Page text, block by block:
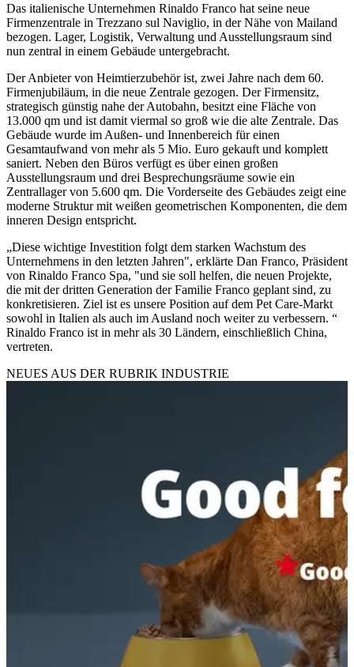
Das italienische Unternehmen Rinaldo Franco hat seine neue
Firmenzentrale in Trezzano sul Naviglio, in der Nähe von Mailand
bezogen. Lager, Logistik, Verwaltung und Ausstellungsraum sind
nun zentral in einem Gebäude untergebracht.
Der Anbieter von Heimtierzubehör ist, zwei Jahre nach dem 60.
Firmenjubiläum, in die neue Zentrale gezogen. Der Firmensitz,
strategisch günstig nahe der Autobahn, besitzt eine Fläche von
13.000 qm und ist damit viermal so groß wie die alte Zentrale. Das
Gebäude wurde im Außen- und Innenbereich für einen
Gesamtaufwand von mehr als 5 Mio. Euro gekauft und komplett
saniert. Neben den Büros verfügt es über einen großen
Ausstellungsraum und drei Besprechungsräume sowie ein
Zentrallager von 5.600 qm. Die Vorderseite des Gebäudes zeigt eine
moderne Struktur mit weißen geometrischen Komponenten, die dem
inneren Design entspricht.
„Diese wichtige Investition folgt dem starken Wachstum des
Unternehmens in den letzten Jahren", erklärte Dan Franco, Präsident
von Rinaldo Franco Spa, "und sie soll helfen, die neuen Projekte,
die mit der dritten Generation der Familie Franco geplant sind, zu
konkretisieren. Ziel ist es unsere Position auf dem Pet Care-Markt
sowohl in Italien als auch im Ausland noch weiter zu verbessern. “
Rinaldo Franco ist in mehr als 30 Ländern, einschließlich China,
vertreten.
NEUES AUS DER RUBRIK INDUSTRIE